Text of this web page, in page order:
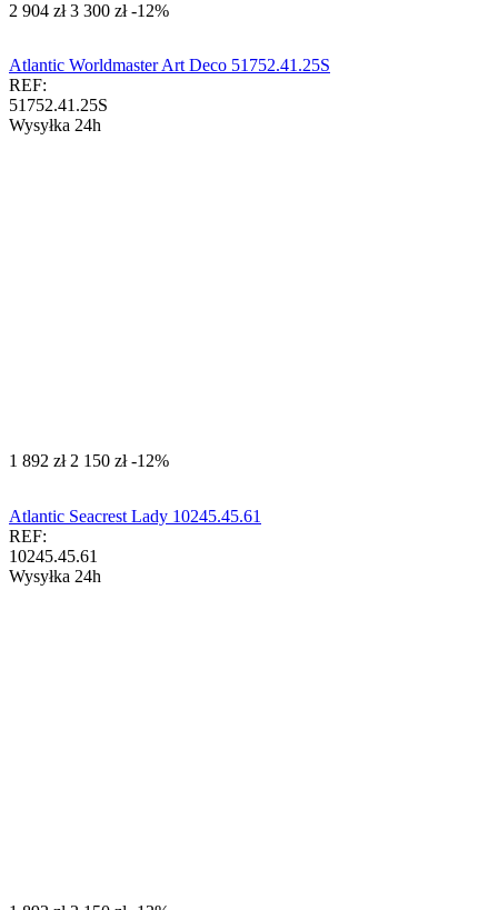
‍2 904‍ zł ‍3 300‍ zł -12%
Atlantic Worldmaster Art Deco 51752.41.25S
REF:
51752.41.25S
Wysyłka 24h
‍1 892‍ zł ‍2 150‍ zł -12%
Atlantic Seacrest Lady 10245.45.61
REF:
10245.45.61
Wysyłka 24h